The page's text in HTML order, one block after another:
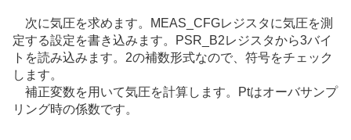
次に気圧を求めます。MEAS_CFGレジスタに気圧を測
定する設定を書き込みます。PSR_B2レジスタから3バイ
トを読み込みます。2の補数形式なので、符号をチェック
します。
補正変数を用いて気圧を計算します。Ptはオーバサンプ
リング時の係数です。